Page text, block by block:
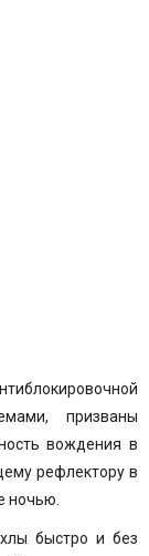
призваны
вождения в
рефлектору в
ночью.
быстро и без